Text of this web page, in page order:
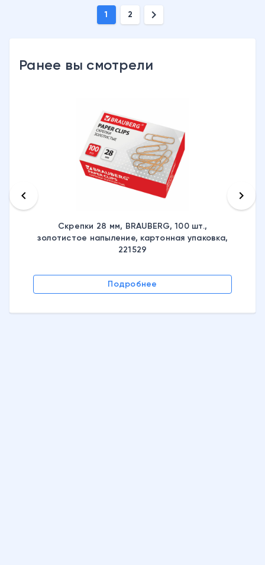
1 2 chevron_right
Ранее вы смотрели
Скрепки 28 мм, BRAUBERG, 100 шт.,
золотистое напыление, картонная упаковка,
221529
Подробнее
keyboard_arrow_left keyboard_arrow_right